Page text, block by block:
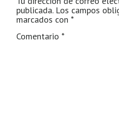
publicada. Los campos
marcados con *
Comentario *